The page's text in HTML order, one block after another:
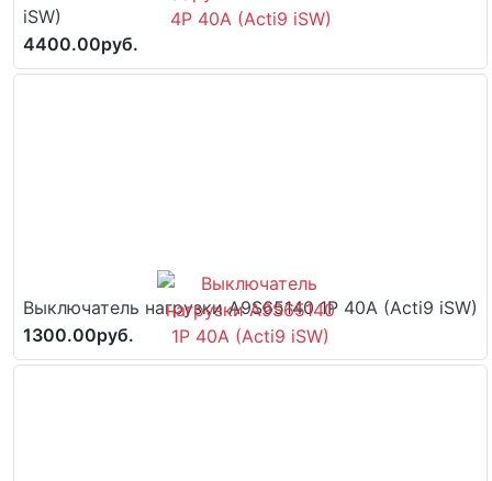
iSW)
4400.00руб.
Выключатель нагрузки A9S65140 1P 40A (Acti9 iSW)
1300.00руб.